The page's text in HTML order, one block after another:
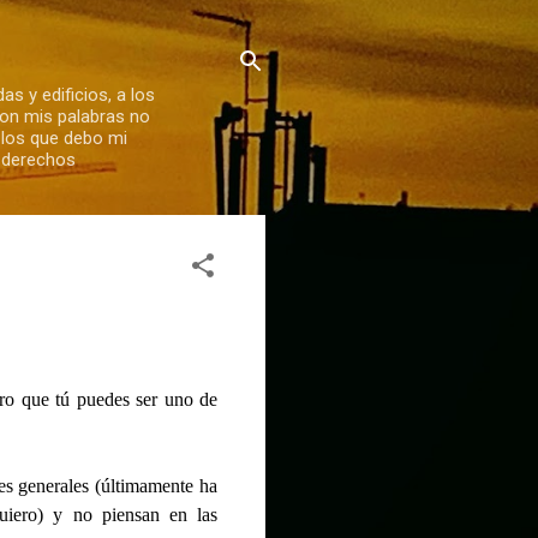
y edificios, a los
mis palabras no
que debo mi
que tú puedes ser uno de
generales (últimamente ha
y no piensan en las